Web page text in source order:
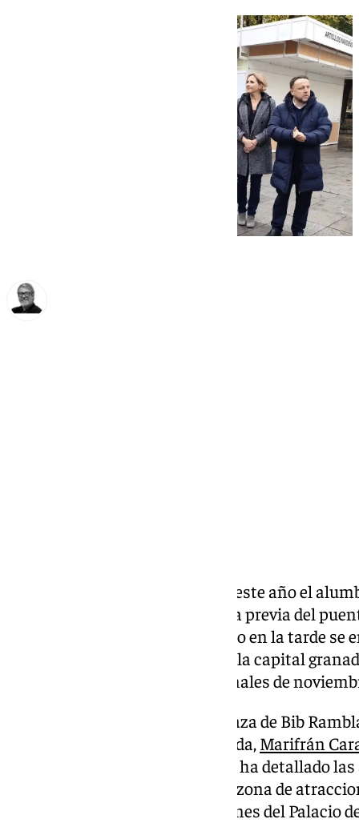
La ciudad de Granada adelanta este año el
venido haciendo coincidir con la previa del
sábado, 30 de noviembre, cuando en la tarde
de puntos de luz en el centro de la capital
navideñas no se encendían a finales de
En una comparecencia en la Plaza de Bib
andaluza, la alcaldesa de Granada,Marifrán
a participar de este momento, y ha detallado
Ayuntamiento, que ampliará la zona de
pequeños hasta las inmediaciones del Palacio